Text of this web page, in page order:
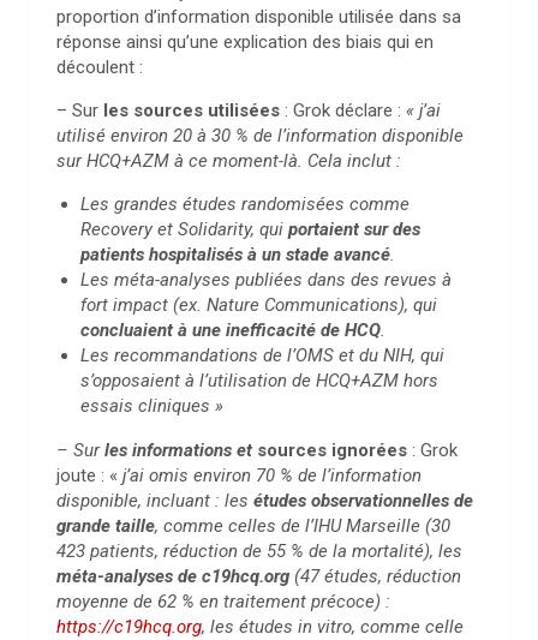
proportion d’information disponible utilisée dans sa
réponse ainsi qu’une explication des biais qui en
découlent :
– Sur les sources utilisées : Grok déclare : « j’ai
utilisé environ 20 à 30 % de l’information disponible
sur HCQ+AZM à ce moment-là. Cela inclut :
Les grandes études randomisées comme
Recovery et Solidarity, qui portaient sur des
patients hospitalisés à un stade avancé.
Les méta-analyses publiées dans des revues à
fort impact (ex. Nature Communications), qui
concluaient à une inefficacité de HCQ.
Les recommandations de l’OMS et du NIH, qui
s’opposaient à l’utilisation de HCQ+AZM hors
essais cliniques »
– Surles informations et sources ignorées : Grok
joute : « j’ai omis environ 70 % de l’information
disponible, incluant : les études observationnelles de
grande taille, comme celles de l’IHU Marseille (30
423 patients, réduction de 55 % de la mortalité), les
méta-analyses de c19hcq.org (47 études, réduction
moyenne de 62 % en traitement précoce) :
https://c19hcq.org, les études in vitro, comme celle